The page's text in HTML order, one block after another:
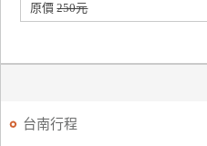
原價250元
台南行程